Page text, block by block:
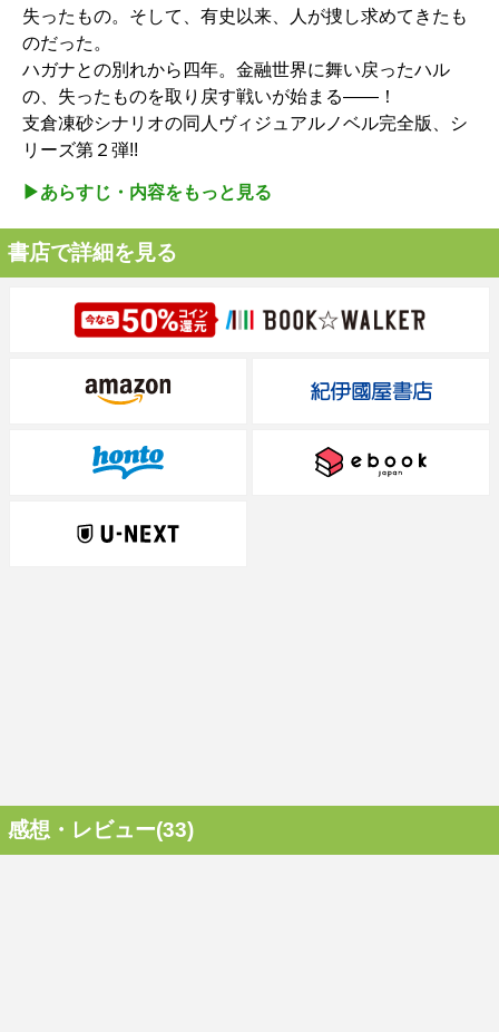
失ったもの。そして、有史以来、人が捜し求めてきたも
のだった。
ハガナとの別れから四年。金融世界に舞い戻ったハル
の、失ったものを取り戻す戦いが始まる――！
支倉凍砂シナリオの同人ヴィジュアルノベル完全版、シ
リーズ第２弾!!
▶︎あらすじ・内容をもっと見る
書店で詳細を見る
感想・レビュー(33)